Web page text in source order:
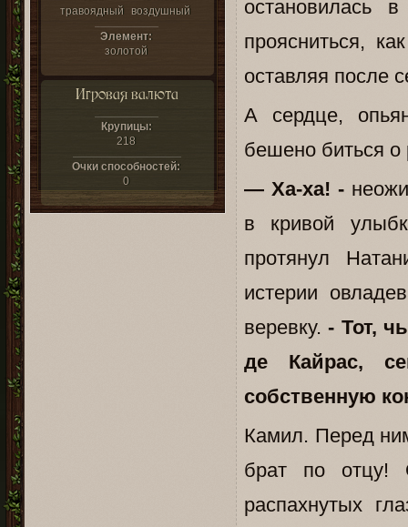
травоядный
воздушный
Элемент:
золотой
Игровая валюта
Крупицы:
218
Очки способностей:
0
остановилась
проясниться,
оставляя после
А сердце,
бешено биться о
— Ха-ха! -
в кривой
протянул
истерии
веревку.- Тот,
де Кайрас,
собственную
Камил. Перед
брат по отцу!
распахнутых